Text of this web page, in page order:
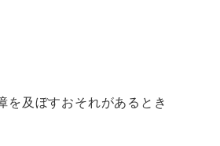
を及ぼすおそれがあるとき